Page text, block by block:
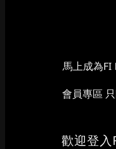
馬上成為FI
會員專區
歡迎登入